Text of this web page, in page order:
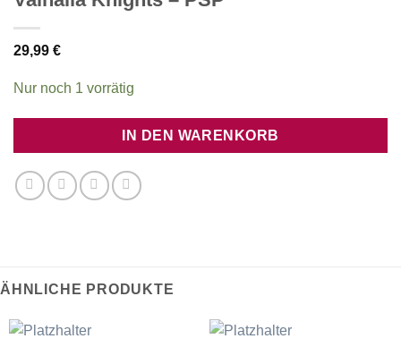
29,99 €
Nur noch 1 vorrätig
IN DEN WARENKORB
ÄHNLICHE PRODUKTE